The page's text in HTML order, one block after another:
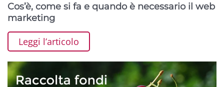
Cos’è, come si fa e quando è necessario il web
marketing
Leggi l’articolo